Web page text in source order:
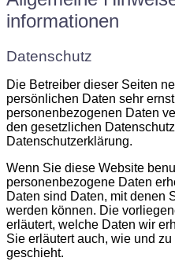
informationen
Datenschutz
Die Betreiber dieser Seiten
persönlichen Daten sehr
personenbezogenen Daten
den gesetzlichen
Datenschutzerklärung.
Wenn Sie diese Website
personenbezogene Daten
Daten sind Daten, mit denen
werden können. Die
erläutert, welche Daten wir
Sie erläutert auch, wie und
geschieht.